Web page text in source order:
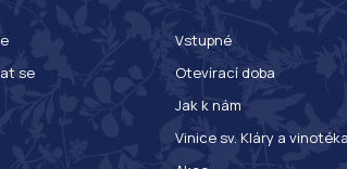
se
Vstupné
Otevírací doba
Jak k nám
Vinice sv. Kláry a vinotéka